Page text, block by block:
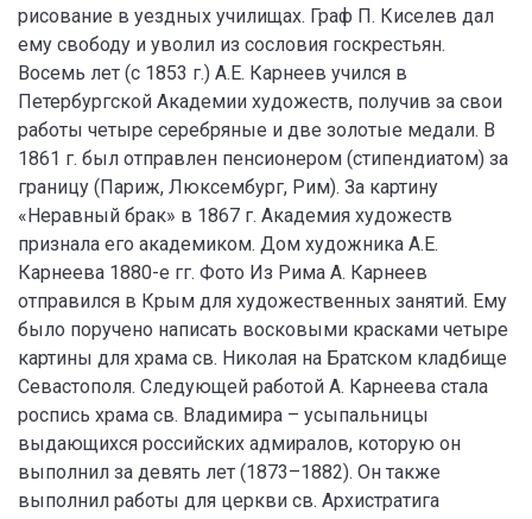
рисование в уездных училищах. Граф П. Киселев дал
ему свободу и уволил из сословия госкрестьян.
Восемь лет (с 1853 г.) А.Е. Карнеев учился в
Петербургской Академии художеств, получив за свои
работы четыре серебряные и две золотые медали. В
1861 г. был отправлен пенсионером (стипендиатом) за
границу (Париж, Люксембург, Рим). За картину
«Неравный брак» в 1867 г. Академия художеств
признала его академиком. Дом художника А.Е.
Карнеева 1880-е гг. Фото Из Рима А. Карнеев
отправился в Крым для художественных занятий. Ему
было поручено написать восковыми красками четыре
картины для храма св. Николая на Братском кладбище
Севастополя. Следующей работой А. Карнеева стала
роспись храма св. Владимира – усыпальницы
выдающихся российских адмиралов, которую он
выполнил за девять лет (1873–1882). Он также
выполнил работы для церкви св. Архистратига